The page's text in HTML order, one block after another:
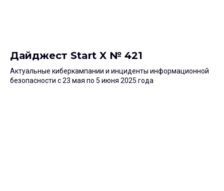
Дайджест Start X № 421
Актуальные киберкампании и инциденты информационной
безопасности с 23 мая по 5 июня 2025 года